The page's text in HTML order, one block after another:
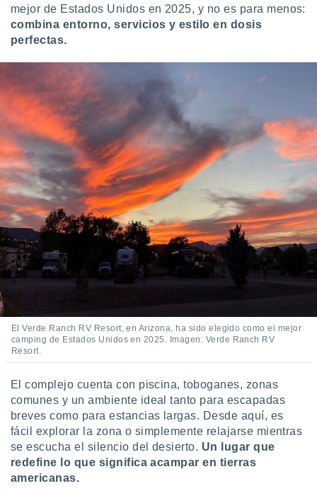
mejor de Estados Unidos en 2025, y no es para menos:
combina entorno, servicios y estilo en dosis
perfectas.
El Verde Ranch RV Resort, en Arizona, ha sido elegido como el mejor
camping de Estados Unidos en 2025. Imagen: Verde Ranch RV
Resort.
El complejo cuenta con piscina, toboganes, zonas
comunes y un ambiente ideal tanto para escapadas
breves como para estancias largas. Desde aquí, es
fácil explorar la zona o simplemente relajarse mientras
se escucha el silencio del desierto. Un lugar que
redefine lo que significa acampar en tierras
americanas.